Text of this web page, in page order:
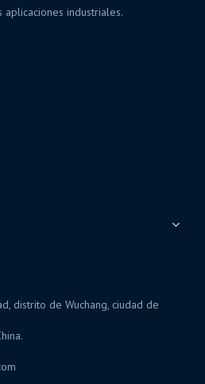
las aplicaciones industriales.
distrito de Wuchang, ciudad de